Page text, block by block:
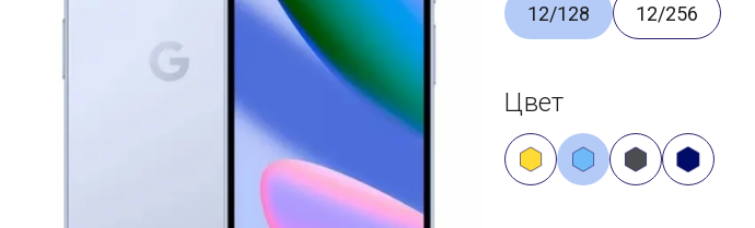
12/128 12/256
Цвет